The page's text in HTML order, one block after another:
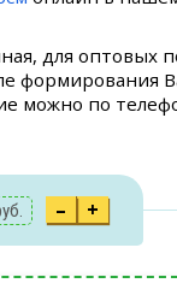
для оптовых
формирования
можно по
– +